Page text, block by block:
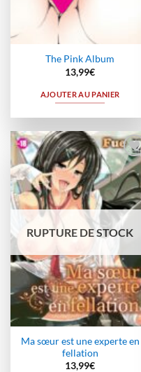
The Pink Album
13,99€
AJOUTER AU PANIER
Ajouter
à la
wishlist
RUPTURE DE STOCK
Ma sœur est une experte en
fellation
13,99€